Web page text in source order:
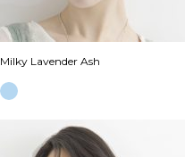
Milky Lavender Ash